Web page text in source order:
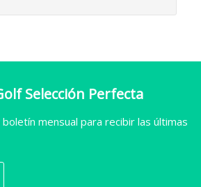
Selección Perfecta
mensual para recibir las últimas